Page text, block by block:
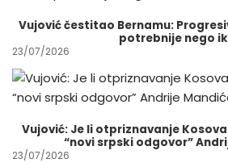
Vujović čestitao Bernamu:
potrebnije nego
23/07/2026
Vujović: Je li otpriznavanje
“novi srpski odgovor”
23/07/2026